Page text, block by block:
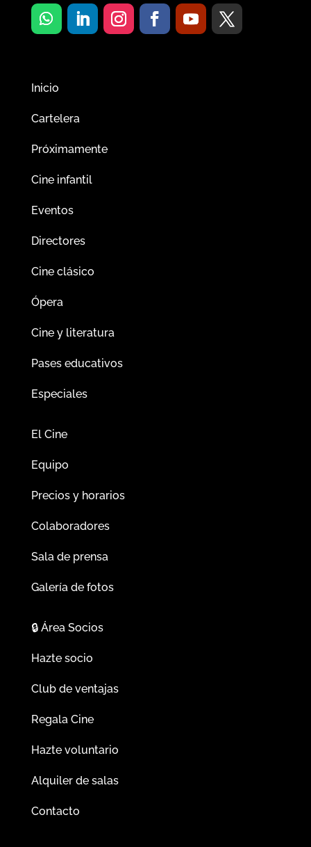
Inicio
Cartelera
Próximamente
Cine infantil
Eventos
Directores
Cine clásico
Ópera
Cine y literatura
Pases educativos
Especiales
El Cine
Equipo
Precios y horarios
Colaboradores
Sala de prensa
Galería de fotos
🔒Área Socios
Hazte socio
Club de ventajas
Regala Cine
Hazte voluntario
Alquiler de salas
Contacto